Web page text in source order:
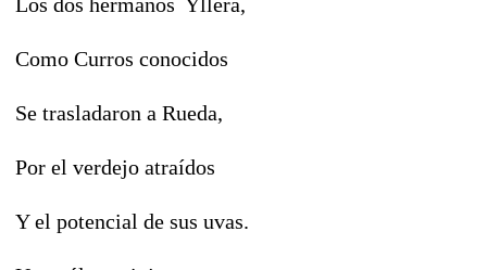
Como Curros conocidos
Se trasladaron a Rueda,
Por el verdejo atraídos
Y el potencial de sus uvas.